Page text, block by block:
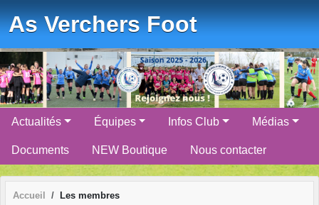
As Verchers Foot
Actualités Équipes Infos Club Médias
Documents NEW Boutique Nous contacter
Accueil Les membres